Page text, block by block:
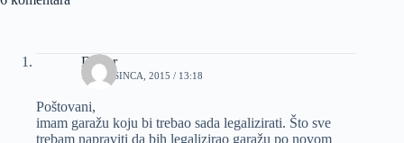
Davor
13 PROSINCA, 2015 / 13:18
Poštovani,
imam garažu koju bi trebao sada legalizirati. Što sve
trebam napraviti da bih legalizirao garažu po novom